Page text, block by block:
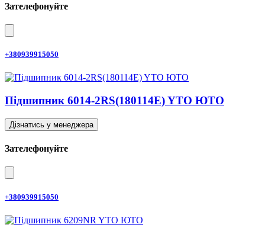
Зателефонуйте
+380939915050
Підшипник 6014-2RS(180114E) YTO ЮТО
Дізнатись у менеджера
Зателефонуйте
+380939915050